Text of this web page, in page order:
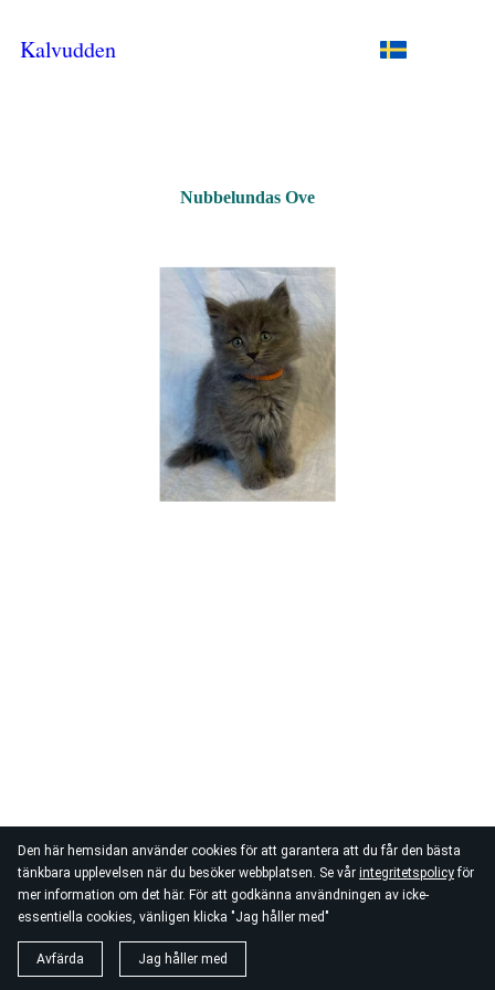
Den här hemsidan använder cookies för att garantera att du får den bästa
tänkbara upplevelsen när du besöker webbplatsen. Se vår integritetspolicyför
mer information om det här. För att godkänna användningen av icke-
essentiella cookies, vänligen klicka "Jag håller med"
Avfärda Jag håller med
Kalvudden
Nubbelundas Ove